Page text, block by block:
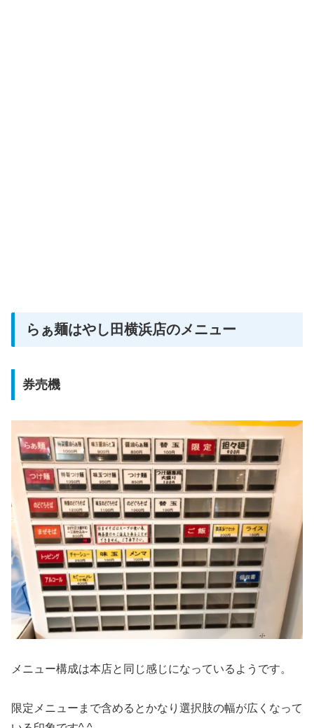
らぁ麺はやし田横浜店のメニュー
券売機
メニュー構成は本店と同じ感じになっているようです。
限定メニューまで含めるとかなり選択肢の幅が広くなって